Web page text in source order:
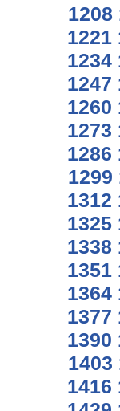
1208
1221
1234
1247
1260
1273
1286
1299
1312
1325
1338
1351
1364
1377
1390
1403
1416